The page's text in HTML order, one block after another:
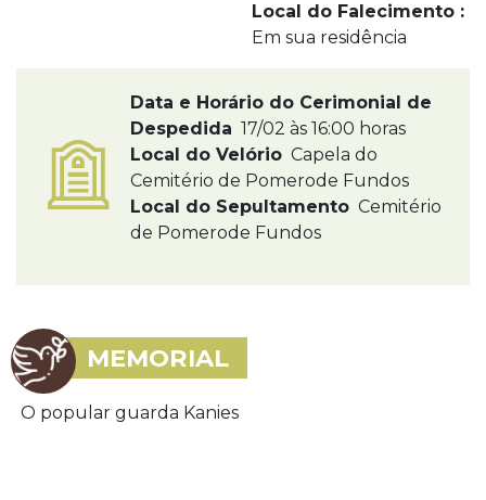
Local do Falecimento :
Em sua residência
Data e Horário do Cerimonial de
Despedida 17/02 às 16:00 horas
Local do Velório Capela do
Cemitério de Pomerode Fundos
Local do Sepultamento Cemitério
de Pomerode Fundos
MEMORIAL
O popular guarda Kanies